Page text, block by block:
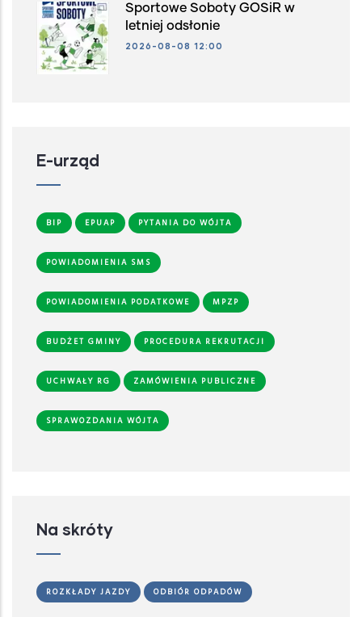
Sportowe Soboty GOSiR w
letniej odsłonie
2026-08-08 12:00
E-urząd
BIP EPUAP PYTANIA DO WÓJTA
POWIADOMIENIA SMS
POWIADOMIENIA PODATKOWE MPZP
BUDŻET GMINY PROCEDURA REKRUTACJI
UCHWAŁY RG ZAMÓWIENIA PUBLICZNE
SPRAWOZDANIA WÓJTA
Na skróty
ROZKŁADY JAZDY ODBIÓR ODPADÓW